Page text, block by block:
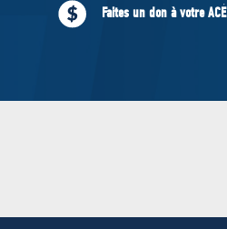
ADHÉREZ
Faites un don à votre ACÉ